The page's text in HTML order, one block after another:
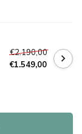
€2.190,00
€1.549,00